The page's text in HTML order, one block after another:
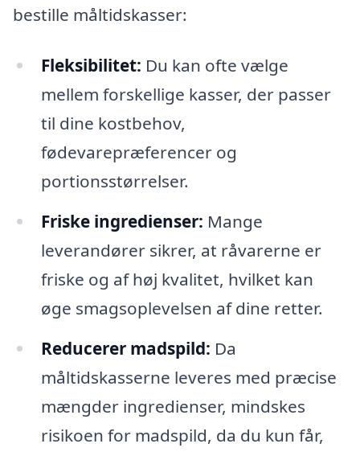
bestille måltidskasser:
Fleksibilitet: Du kan ofte vælge
mellem forskellige kasser, der passer
til dine kostbehov,
fødevarepræferencer og
portionsstørrelser.
Friske ingredienser: Mange
leverandører sikrer, at råvarerne er
friske og af høj kvalitet, hvilket kan
øge smagsoplevelsen af dine retter.
Reducerer madspild: Da
måltidskasserne leveres med præcise
mængder ingredienser, mindskes
risikoen for madspild, da du kun får,